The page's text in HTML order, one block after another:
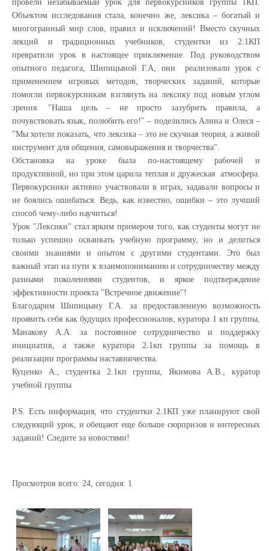
провели незабываемый урок для первокурсников группы 1КП.
Объектом исследования стала, конечно же, лексика – богатый и
многогранный мир слов, правил и исключений! Вместо скучных
лекций и традиционных учебников, студентки из 2.1КП
превратили урок в настоящее приключение. Под руководством
опытного педагога, Шипицыной Г.А, они реализовали урок с
применением игровых методов, творческих заданий, которые
помогли первокурсникам взглянуть на лексику под новым углом
зрения. "Наша цель – не просто зазубрить правила, а
почувствовать язык, полюбить его!" – поделились Алина и Олеся –
"Мы хотели показать, что лексика – это не скучная теория, а живой
инструмент для общения, самовыражения и творчества".
Обстановка на уроке была по-настоящему рабочей и
продуктивной, но при этом царила теплая и дружеская атмосфера.
Первокурсники активно участвовали в играх, задавали вопросы и
не боялись ошибаться. Ведь, как известно, ошибки – это лучший
способ чему-либо научиться!
Урок "Лексики" стал ярким примером того, как студенты могут не
только успешно осваивать учебную программу, но и делиться
своими знаниями и опытом с другими студентами. Это был
важный этап на пути к взаимопониманию и сотрудничеству между
разными поколениями студентов, и яркое подтверждение
эффективности проекта "Встречное движение"!
Благодарим Шипицыну Г.А. за предоставленную возможность
проявить себя как будущих профессионалов, куратора 1 кп группы,
Манакову А.А. за постоянное сотрудничество и поддержку
инициатив, а также куратора 2.1кп группы за помощь в
реализации программы наставничества.
Куценко А., студентка 2.1кп группы, Якимова А.В., куратор
учебной группы
P.S. Есть информация, что студентки 2.1КП уже планируют свой
следующий урок, и обещают еще больше сюрпризов и интересных
заданий! Следите за новостями!
Просмотров всего: 24, сегодня: 1